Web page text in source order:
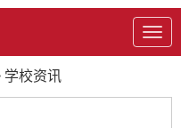
导
学校资讯